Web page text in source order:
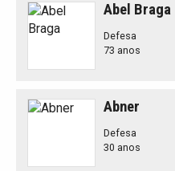
Abel Braga
Defesa
73 anos
Abner
Defesa
30 anos